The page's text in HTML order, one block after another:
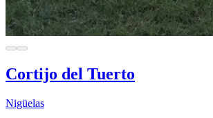
Cortijo del Tuerto
Nigüelas